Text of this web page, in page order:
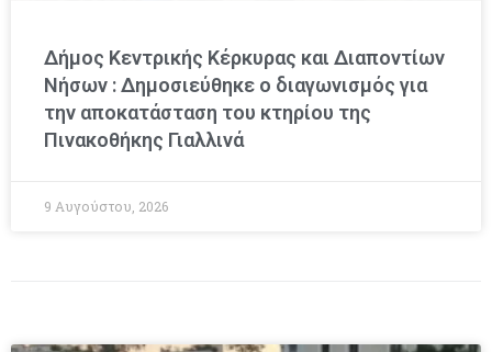
Δήμος Κεντρικής Κέρκυρας και Διαποντίων
Νήσων : Δημοσιεύθηκε ο διαγωνισμός για
την αποκατάσταση του κτηρίου της
Πινακοθήκης Γιαλλινά
9 Αυγούστου, 2026